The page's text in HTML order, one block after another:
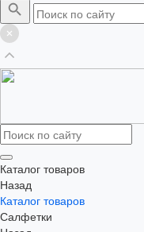
Каталог товаров
Назад
Каталог товаров
Салфетки